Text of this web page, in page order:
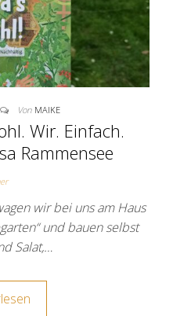
Von MAIKE
Wir. Einfach.
Rammensee
wir bei uns am Haus
und bauen selbst
Salat,…